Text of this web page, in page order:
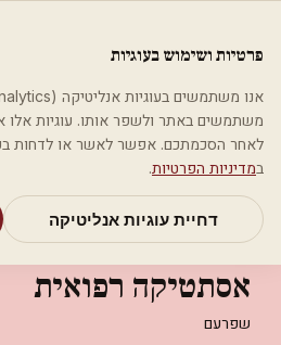
מאמריםקטגוריותחיפושאודות
בית קטגוריות
אסתטיקה רפואית
be-healthy-clinic אסתטיקה רפואית
healthy-clinic
אסתטיקה רפואית
שפרעם
פרטיות ושימוש בעוגיות
משתמשים באתר ולשפר אותו. עוגיות אלו
לאחר הסכמתכם. אפשר לאשר או לדחות
במדיניות הפרטיות.
דחיית עוגיות אנליטיקה